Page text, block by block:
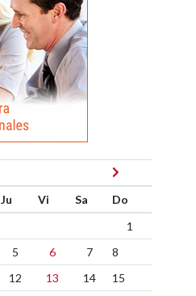
Ju Vi Sa
Do
1
5 6 7
8
12 13 14
15